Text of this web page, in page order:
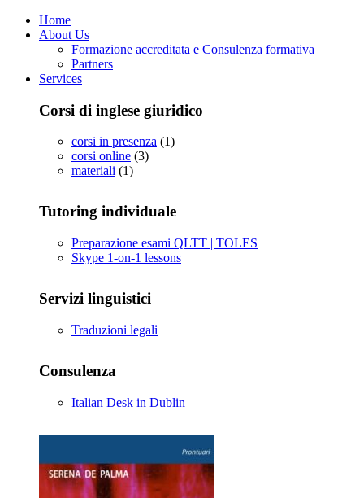
Home
About Us
Formazione accreditata e Consulenza formativa
Partners
Services
Corsi di inglese giuridico
corsi in presenza (1)
corsi online (3)
materiali (1)
Tutoring individuale
Preparazione esami QLTT | TOLES
Skype 1-on-1 lessons
Servizi linguistici
Traduzioni legali
Consulenza
Italian Desk in Dublin